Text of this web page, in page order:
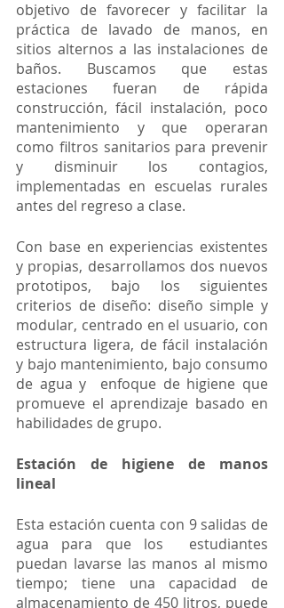
objetivo de favorecer y facilitar la
práctica de lavado de manos, en
sitios alternos a las instalaciones de
baños. Buscamos que estas
estaciones fueran de rápida
construcción, fácil instalación, poco
mantenimiento y que operaran
como filtros sanitarios para prevenir
y disminuir los contagios,
implementadas en escuelas rurales
antes del regreso a clase.
Con base en experiencias existentes
y propias, desarrollamos dos nuevos
prototipos, bajo los siguientes
criterios de diseño: diseño simple y
modular, centrado en el usuario, con
estructura ligera, de fácil instalación
y bajo mantenimiento, bajo consumo
de agua y  enfoque de higiene que
promueve el aprendizaje basado en
habilidades de grupo.
Estación de higiene de manos
lineal
Esta estación cuenta con 9 salidas de
agua para que los  estudiantes
puedan lavarse las manos al mismo
tiempo; tiene una capacidad de
almacenamiento de 450 litros, puede